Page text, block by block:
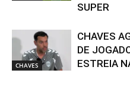
SUPER
CHAVES
CHAVES
DE
ESTREIA